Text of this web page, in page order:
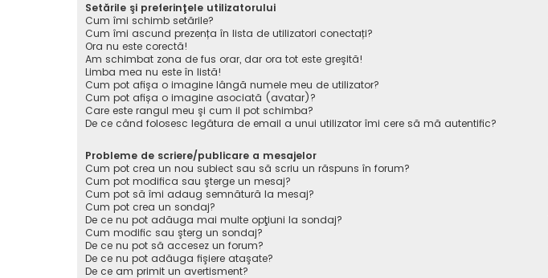
Setările şi preferinţele utilizatorului
Cum îmi schimb setările?
Cum îmi ascund prezența în lista de utilizatori conectați?
Ora nu este corectă!
Am schimbat zona de fus orar, dar ora tot este greşită!
Limba mea nu este în listă!
Cum pot afişa o imagine lângă numele meu de utilizator?
Cum pot afișa o imagine asociată (avatar)?
Care este rangul meu şi cum il pot schimba?
De ce când folosesc legătura de email a unui utilizator îmi cere să mă autentific?
Probleme de scriere/publicare a mesajelor
Cum pot crea un nou subiect sau să scriu un răspuns în forum?
Cum pot modifica sau şterge un mesaj?
Cum pot să îmi adaug semnătură la mesaj?
Cum pot crea un sondaj?
De ce nu pot adăuga mai multe opţiuni la sondaj?
Cum modific sau şterg un sondaj?
De ce nu pot să accesez un forum?
De ce nu pot adăuga fişiere ataşate?
De ce am primit un avertisment?